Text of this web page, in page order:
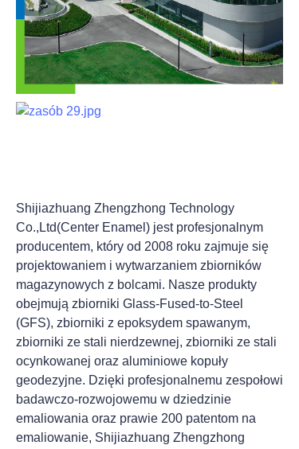
Shijiazhuang Zhengzhong Technology
Co.,Ltd(Center Enamel) jest profesjonalnym
producentem, który od 2008 roku zajmuje się
projektowaniem i wytwarzaniem zbiorników
magazynowych z bolcami. Nasze produkty
obejmują zbiorniki Glass-Fused-to-Steel
(GFS), zbiorniki z epoksydem spawanym,
zbiorniki ze stali nierdzewnej, zbiorniki ze stali
ocynkowanej oraz aluminiowe kopuły
geodezyjne. Dzięki profesjonalnemu zespołowi
badawczo-rozwojowemu w dziedzinie
emaliowania oraz prawie 200 patentom na
emaliowanie, Shijiazhuang Zhengzhong